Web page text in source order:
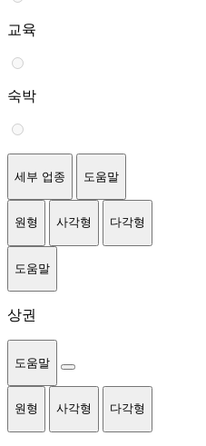
교육
숙박
세부 업종 도움말
원형 사각형 다각형
도움말
상권
도움말
원형 사각형 다각형